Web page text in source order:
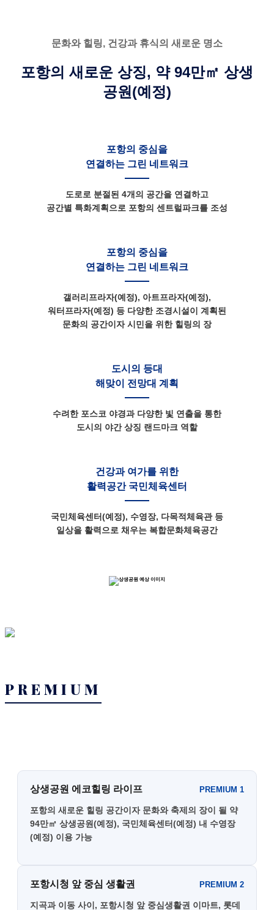
문화와 힐링, 건강과 휴식의 새로운 명소
포항의 새로운 상징, 약 94만㎡ 상생
공원(예정)
포항의 중심을
연결하는 그린 네트워크
도로로 분절된 4개의 공간을 연결하고
공간별 특화계획으로 포항의 센트럴파크를 조성
포항의 중심을
연결하는 그린 네트워크
갤러리프라자(예정), 아트프라자(예정),
워터프라자(예정) 등 다양한 조경시설이 계획된
문화의 공간이자 시민을 위한 힐링의 장
도시의 등대
해맞이 전망대 계획
수려한 포스코 야경과 다양한 빛 연출을 통한
도시의 야간 상징 랜드마크 역할
건강과 여가를 위한
활력공간 국민체육센터
국민체육센터(예정), 수영장, 다목적체육관 등
일상을 활력으로 채우는 복합문화체육공간
PREMIUM
상생공원 에코힐링 라이프 PREMIUM 1
포항의 새로운 힐링 공간이자 문화와 축제의 장이 될 약
94만㎡ 상생공원(예정), 국민체육센터(예정) 내 수영장
(예정) 이용 가능
포항시청 앞 중심 생활권 PREMIUM 2
지곡과 이동 사이, 포항시청 앞 중심생활권 이마트, 롯데